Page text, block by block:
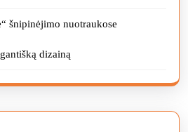
šnipinėjimo nuotraukose
dizainą